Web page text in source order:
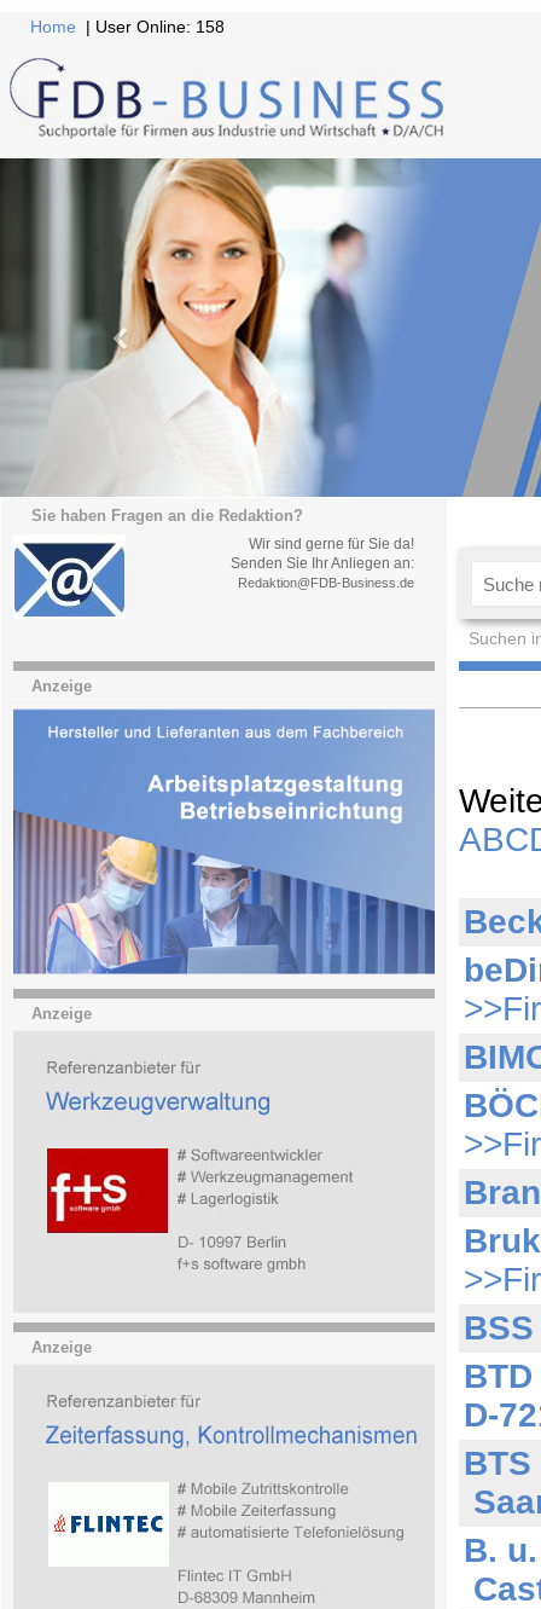
Home | User Online: 158
Sie haben Fragen an die Redaktion?
Wir sind gerne für Sie da!
Senden Sie Ihr Anliegen an:
Redaktion@FDB-Business.de
Suchen
Anzeige
Anzeige
Anzeige
ABC
D-
B.